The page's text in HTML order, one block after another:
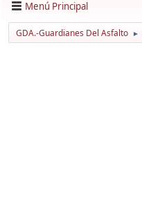
Menú Principal
GDA.-Guardianes Del Asfalto ►